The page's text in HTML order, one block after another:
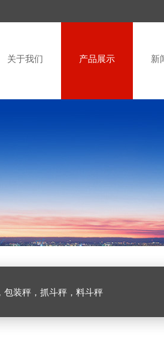
关于我们 产品展示 新
包装秤，抓斗秤，料斗秤